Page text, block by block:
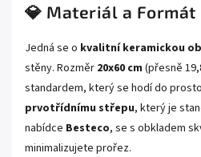
💎 Materiál a Formát
Jedná se o kvalitní keramickou
stěny. Rozměr 20x60 cm (přesně
standardem, který se hodí do
prvotřídnímu střepu, který je
nabídce Besteco, se s obkladem
minimalizujete prořez.